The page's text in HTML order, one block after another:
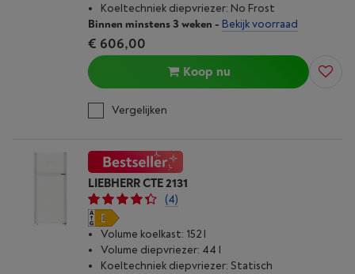
Koeltechniek diepvriezer: No Frost
Binnen minstens 3 weken - Bekijk voorraad
€ 606,00
Koop nu
Vergelijken
LIEBHERR CTE 2131
(4)
Volume koelkast: 152 l
Volume diepvriezer: 44 l
Koeltechniek diepvriezer: Statisch